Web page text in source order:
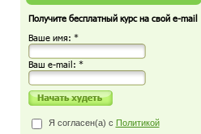
Получите бесплатный курс на свой e-mail
Ваше имя: *
Ваш е-mail: *
Я согласен(а) с Политикой